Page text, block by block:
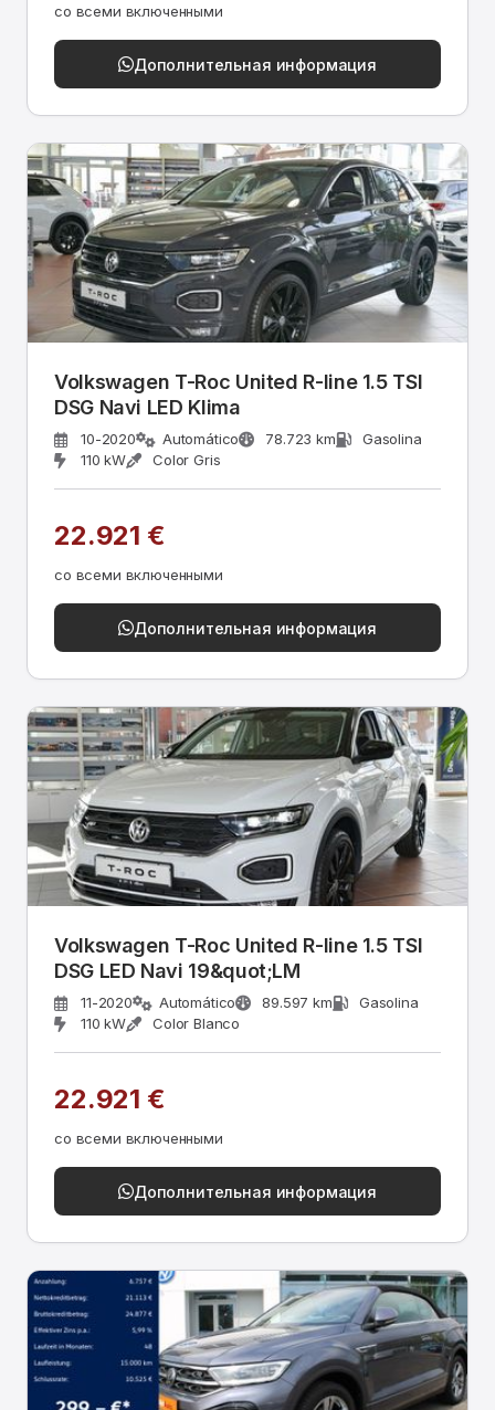
со всеми включенными
Дополнительная информация
Volkswagen T-Roc United R-line 1.5 TSI
DSG Navi LED Klima
10-2020 Automático 78.723 km
Gasolina
110 kW
Color Gris
22.921 €
со всеми включенными
Дополнительная информация
Volkswagen T-Roc United R-line 1.5 TSI
DSG LED Navi 19&quot;LM
11-2020 Automático 89.597 km
Gasolina
110 kW
Color Blanco
22.921 €
со всеми включенными
Дополнительная информация